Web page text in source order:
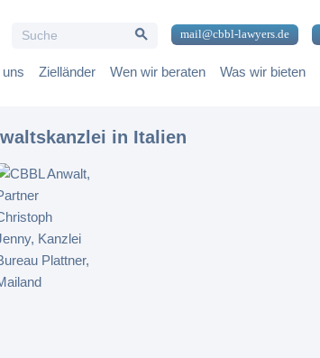
for:
Search Button
mail@cbbl-lawyers.de
Zielländer Wen wir beraten Was wir bieten
in Italien